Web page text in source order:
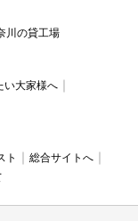
川の貸工場
い大家様へ
ト
総合サイトへ